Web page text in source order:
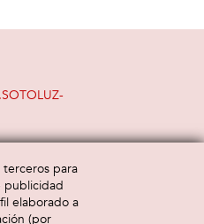
Atención al cliente
terceros para
publicidad
elaborado a
(por